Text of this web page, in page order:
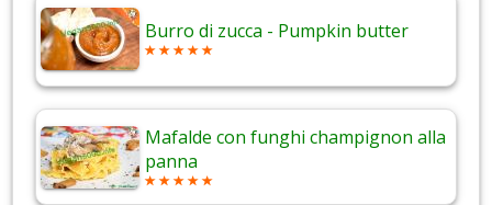
Burro di zucca - Pumpkin butter
Mafalde con funghi champignon alla
panna